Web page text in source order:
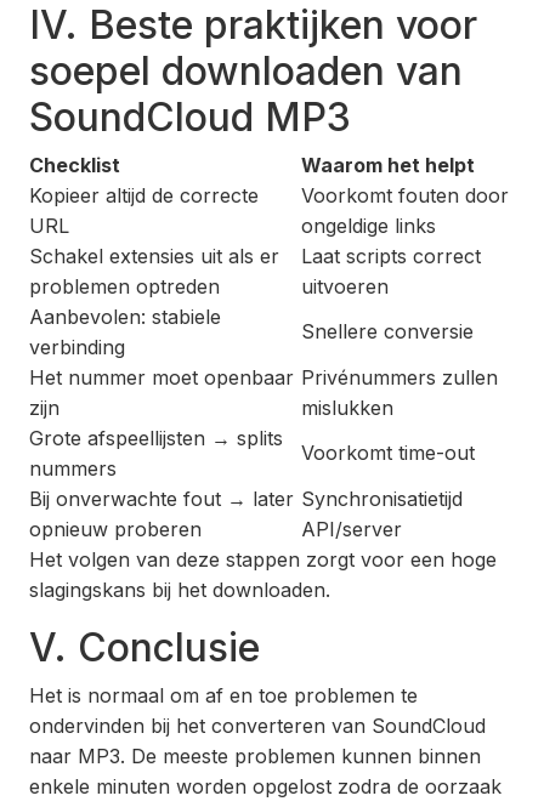
IV. Beste praktijken voor
soepel downloaden van
SoundCloud MP3
Checklist
Waarom het helpt
Kopieer altijd de correcte
URL
Voorkomt fouten door
ongeldige links
Schakel extensies uit als er
problemen optreden
Laat scripts correct
uitvoeren
Aanbevolen: stabiele
verbinding
Snellere conversie
Het nummer moet openbaar
zijn
Privénummers zullen
mislukken
Grote afspeellijsten → splits
nummers
Voorkomt time-out
Bij onverwachte fout → later
opnieuw proberen
Synchronisatietijd
API/server
Het volgen van deze stappen zorgt voor een hoge
slagingskans bij het downloaden.
V. Conclusie
Het is normaal om af en toe problemen te
ondervinden bij het converteren van SoundCloud
naar MP3. De meeste problemen kunnen binnen
enkele minuten worden opgelost zodra de oorzaak